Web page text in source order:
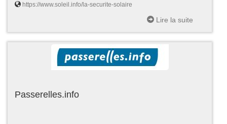
https://www.soleil.info/la-securite-solaire
Lire la suite
Passerelles.info